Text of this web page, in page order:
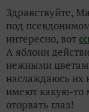
Здравствуйте,
под
интересно, вот
А яблони
нежными
наслаждаюсь их
имеют какую-то
оторвать глаз!